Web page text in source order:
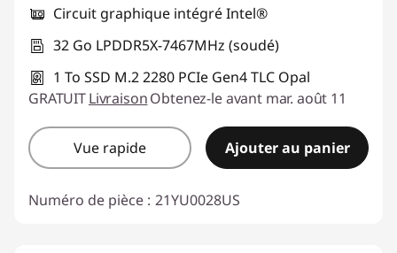
Circuit graphique intégré Intel®
32 Go LPDDR5X-7467MHz (soudé)
1 To SSD M.2 2280 PCIe Gen4 TLC Opal
GRATUITLivraisonObtenez-le avant mar. août 11
Vue rapide Ajouter au panier
Numéro de pièce : 21YU0028US